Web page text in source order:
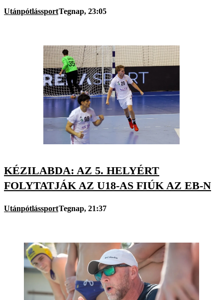
UtánpótlássportTegnap, 23:05
KÉZILABDA: AZ 5. HELYÉRT
FOLYTATJÁK AZ U18-AS FIÚK AZ EB-N
UtánpótlássportTegnap, 21:37